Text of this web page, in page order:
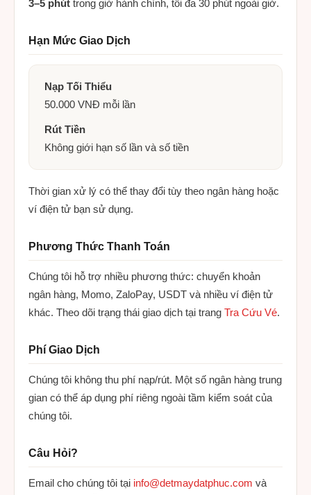
3–5 phút trong giờ hành chính, tối đa 30 phút ngoài giờ.
Hạn Mức Giao Dịch
Nạp Tối Thiểu
50.000 VNĐ mỗi lần
Rút Tiền
Không giới hạn số lần và số tiền
Thời gian xử lý có thể thay đổi tùy theo ngân hàng hoặc
ví điện tử bạn sử dụng.
Phương Thức Thanh Toán
Chúng tôi hỗ trợ nhiều phương thức: chuyển khoản
ngân hàng, Momo, ZaloPay, USDT và nhiều ví điện tử
khác. Theo dõi trạng thái giao dịch tại trang Tra Cứu Vé.
Phí Giao Dịch
Chúng tôi không thu phí nạp/rút. Một số ngân hàng trung
gian có thể áp dụng phí riêng ngoài tầm kiểm soát của
chúng tôi.
Câu Hỏi?
Email cho chúng tôi tại info@detmaydatphuc.com và